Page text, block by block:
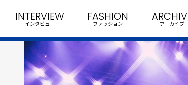
INTERVIEW
インタビュー
FASHION
ファッション アーカイブ